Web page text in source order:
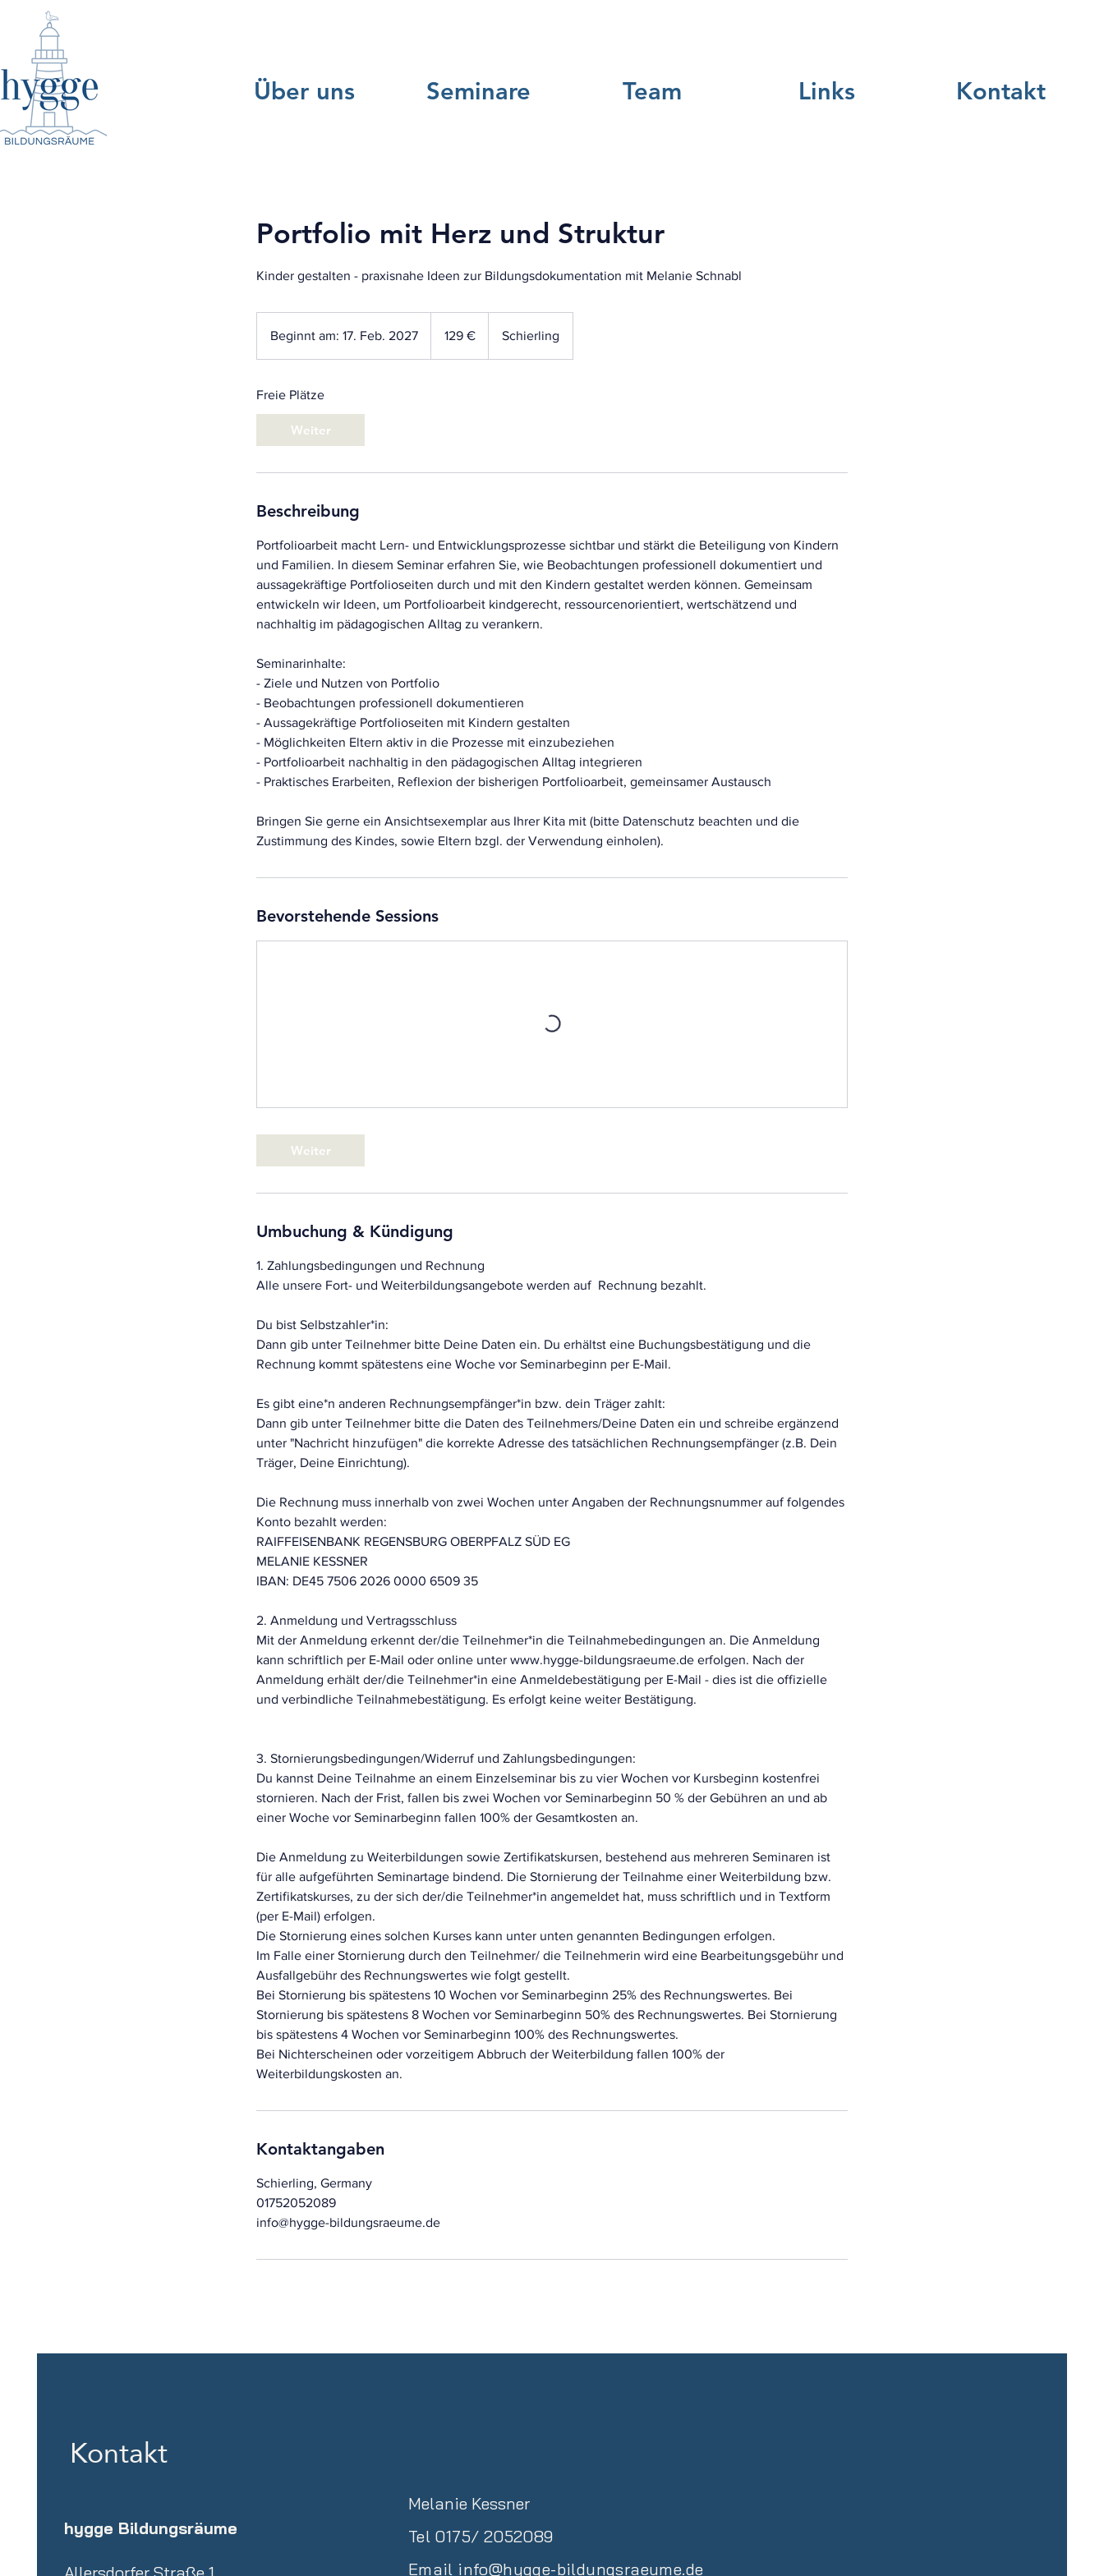
Über uns Seminare Team Links Kontakt
Portfolio mit Herz und Struktur
Kinder gestalten - praxisnahe Ideen zur Bildungsdokumentation mit Melanie Schnabl
Beginnt am: 17. Feb. 2027
a
7
.
F
e
b
0
2
7
129 € Schierling
Freie Plätze
Weiter
Beschreibung
Portfolioarbeit macht Lern- und Entwicklungsprozesse sichtbar und stärkt die Beteiligung von Kindern
und Familien. In diesem Seminar erfahren Sie, wie Beobachtungen professionell dokumentiert und
aussagekräftige Portfolioseiten durch und mit den Kindern gestaltet werden können. Gemeinsam
entwickeln wir Ideen, um Portfolioarbeit kindgerecht, ressourcenorientiert, wertschätzend und
nachhaltig im pädagogischen Alltag zu verankern.
Seminarinhalte:
- Ziele und Nutzen von Portfolio
- Beobachtungen professionell dokumentieren
- Aussagekräftige Portfolioseiten mit Kindern gestalten
- Möglichkeiten Eltern aktiv in die Prozesse mit einzubeziehen
- Portfolioarbeit nachhaltig in den pädagogischen Alltag integrieren
- Praktisches Erarbeiten, Reflexion der bisherigen Portfolioarbeit, gemeinsamer Austausch
Bringen Sie gerne ein Ansichtsexemplar aus Ihrer Kita mit (bitte Datenschutz beachten und die
Bevorstehende Sessions
Weiter
Umbuchung & Kündigung
1. Zahlungsbedingungen und Rechnung
Alle unsere Fort- und Weiterbildungsangebote werden auf Rechnung bezahlt.
Du bist Selbstzahler*in:
Dann gib unter Teilnehmer bitte Deine Daten ein. Du erhältst eine Buchungsbestätigung und die
Rechnung kommt spätestens eine Woche vor Seminarbeginn per E-Mail.
Es gibt eine*n anderen Rechnungsempfänger*in bzw. dein Träger zahlt:
Dann gib unter Teilnehmer bitte die Daten des Teilnehmers/Deine Daten ein und schreibe ergänzend
unter "Nachricht hinzufügen" die korrekte Adresse des tatsächlichen Rechnungsempfänger (z.B. Dein
Träger, Deine Einrichtung).
Die Rechnung muss innerhalb von zwei Wochen unter Angaben der Rechnungsnummer auf folgendes
Konto bezahlt werden:
RAIFFEISENBANK REGENSBURG OBERPFALZ SÜD EG
MELANIE KESSNER
IBAN: DE45 7506 2026 0000 6509 35
2. Anmeldung und Vertragsschluss
Mit der Anmeldung erkennt der/die Teilnehmer*in die Teilnahmebedingungen an. Die Anmeldung
kann schriftlich per E-Mail oder online unter www.hygge-bildungsraeume.de erfolgen. Nach der
Anmeldung erhält der/die Teilnehmer*in eine Anmeldebestätigung per E-Mail - dies ist die offizielle
und verbindliche Teilnahmebestätigung. Es erfolgt keine weiter Bestätigung.
3. Stornierungsbedingungen/Widerruf und Zahlungsbedingungen:
Du kannst Deine Teilnahme an einem Einzelseminar bis zu vier Wochen vor Kursbeginn kostenfrei
stornieren. Nach der Frist, fallen bis zwei Wochen vor Seminarbeginn 50 % der Gebühren an und ab
einer Woche vor Seminarbeginn fallen 100% der Gesamtkosten an.
Die Anmeldung zu Weiterbildungen sowie Zertifikatskursen, bestehend aus mehreren Seminaren ist
für alle aufgeführten Seminartage bindend. Die Stornierung der Teilnahme einer Weiterbildung bzw.
Zertifikatskurses, zu der sich der/die Teilnehmer*in angemeldet hat, muss schriftlich und in Textform
(per E-Mail) erfolgen.
Die Stornierung eines solchen Kurses kann unter unten genannten Bedingungen erfolgen.
Im Falle einer Stornierung durch den Teilnehmer/ die Teilnehmerin wird eine Bearbeitungsgebühr und
Ausfallgebühr des Rechnungswertes wie folgt gestellt.
Bei Stornierung bis spätestens 10 Wochen vor Seminarbeginn 25% des Rechnungswertes. Bei
Stornierung bis spätestens 8 Wochen vor Seminarbeginn 50% des Rechnungswertes. Bei Stornierung
bis spätestens 4 Wochen vor Seminarbeginn 100% des Rechnungswertes.
Bei Nichterscheinen oder vorzeitigem Abbruch der Weiterbildung fallen 100% der
Weiterbildungskosten an.
Kontaktangaben
Schierling, Germany
01752052089
info@hygge-bildungsraeume.de
Kontakt
hygge Bildungsräume
Melanie Kessner
Tel 0175/ 2052089
Email info@hygge-bildungsraeume.de